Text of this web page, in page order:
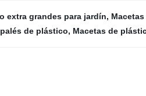
extra grandes para jardín,
de plástico, Macetas de